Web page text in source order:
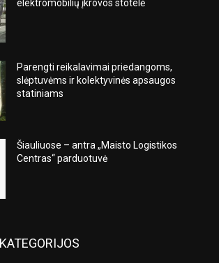
elektromobilių įkrovos stotelė
Parengti reikalavimai priedangoms,
slėptuvėms ir kolektyvinės apsaugos
statiniams
Šiauliuose – antra „Maisto Logistikos
Centras“ parduotuvė